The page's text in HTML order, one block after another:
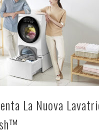
La Nuova